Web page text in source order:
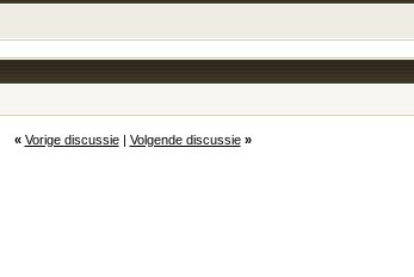
« Vorige discussie| Volgende discussie »